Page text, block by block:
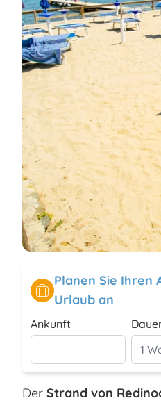
Der Strand von
Planen Sie Ihren
Urlaub an
Ankunft